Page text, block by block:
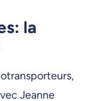
la
Jeanne